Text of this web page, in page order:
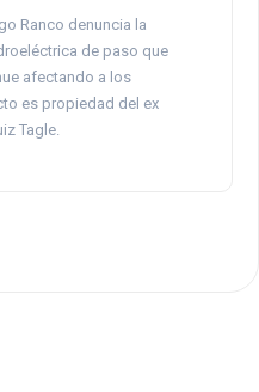
Ranco denuncia la
de paso que
afectando a los
es propiedad del ex
Tagle.